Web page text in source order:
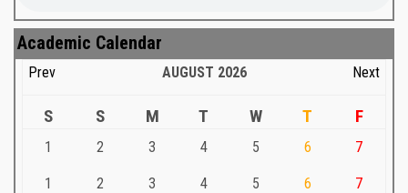
Academic Calendar
Prev AUGUST 2026 Next
S S M T W T F
1 2 3 4 5 6 7
1 2 3 4 5 6 7